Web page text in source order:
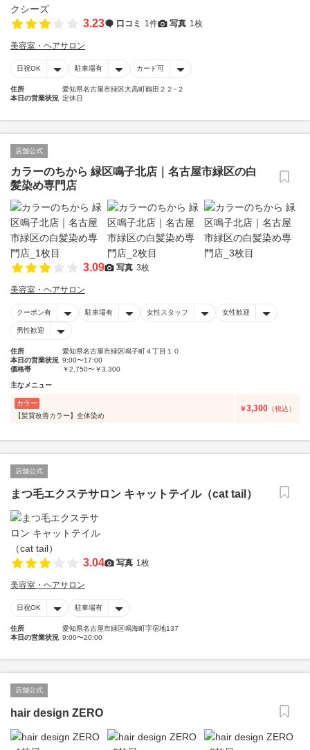
3.23 口コミ 1件 写真 1枚
美容室・ヘアサロン
日祝OK 駐車場有 カード可
住所
愛知県名古屋市緑区大高町鶴田２２−２
本日の営業状況 定休日
店舗公式
カラーのちから 緑区鳴子北店｜名古屋市緑区の白
髪染め専門店
3.09 写真 3枚
美容室・ヘアサロン
クーポン有 駐車場有 女性スタッフ 女性歓迎
男性歓迎
住所
愛知県名古屋市緑区鳴子町４丁目１０
本日の営業状況 9:00〜17:00
価格帯
￥2,750〜￥3,300
主なメニュー
カラー
【髪質改善カラー】全体染め
￥3,300 （税込）
店舗公式
まつ毛エクステサロン キャットテイル（cat tail）
3.04 写真 1枚
美容室・ヘアサロン
日祝OK 駐車場有
住所
愛知県名古屋市緑区鳴海町字宿地137
本日の営業状況 9:00〜20:00
店舗公式
hair design ZERO